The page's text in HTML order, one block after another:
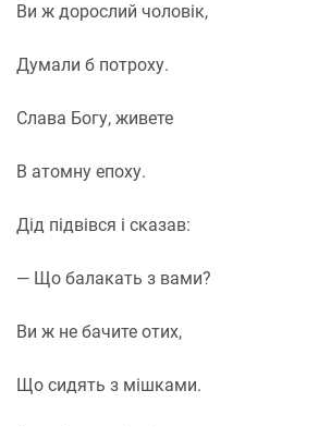
Ви ж дорослий чоловік,
Думали б потроху.
Слава Богу, живете
В атомну епоху.
Дід підвівся і сказав:
— Що балакать з вами?
Ви ж не бачите отих,
Що сидять з мішками.